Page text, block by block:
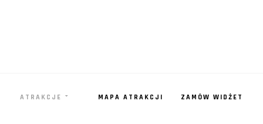
ATRAKCJE MAPA ATRAKCJI ZAMÓW WIDŻET